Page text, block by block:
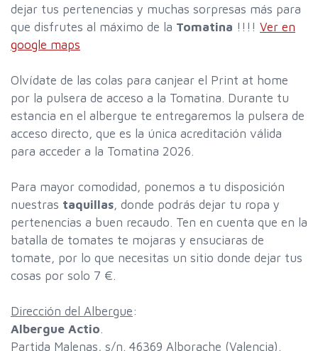
dejar tus pertenencias y muchas sorpresas más para
que disfrutes al máximo de la Tomatina !!!! Ver en
google maps
Olvídate de las colas para canjear el Print at home
por la pulsera de acceso a la Tomatina. Durante tu
estancia en el albergue te entregaremos la pulsera de
acceso directo, que es la única acreditación válida
para acceder a la Tomatina 2026.
Para mayor comodidad, ponemos a tu disposición
nuestras taquillas, donde podrás dejar tu ropa y
pertenencias a buen recaudo. Ten en cuenta que en la
batalla de tomates te mojaras y ensuciaras de
tomate, por lo que necesitas un sitio donde dejar tus
cosas por solo 7 €.
Dirección del Albergue:
Albergue Actio.
Partida Malenas, s/n. 46369 Alborache (Valencia).